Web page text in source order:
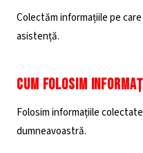
Colectăm informațiile pe
asistență.
CUM FOLOSIM
Folosim informațiile
dumneavoastră.